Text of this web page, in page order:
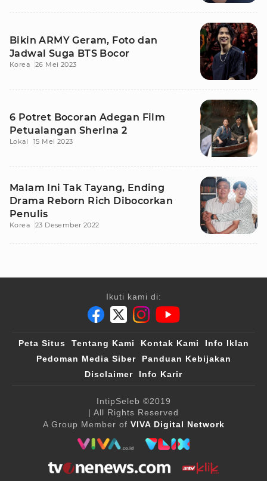
Bikin ARMY Geram, Foto dan
Jadwal Suga BTS Bocor
Korea 26 Mei 2023
6 Potret Bocoran Adegan Film
Petualangan Sherina 2
Lokal 15 Mei 2023
Malam Ini Tak Tayang, Ending
Drama Reborn Rich Dibocorkan
Penulis
Korea 23 Desember 2022
Ikuti kami di:
Peta Situs Tentang Kami Kontak Kami
Info Iklan
Pedoman Media Siber
Panduan Kebijakan
Disclaimer
Info Karir
IntipSeleb ©2019
| All Rights Reserved
A Group Member of VIVA Digital Network